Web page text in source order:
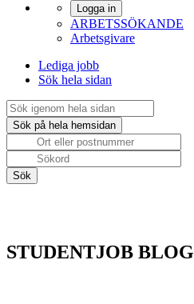
Logga in
ARBETSSÖKANDE
Arbetsgivare
Lediga jobb
Sök hela sidan
STUDENTJOB BLOG